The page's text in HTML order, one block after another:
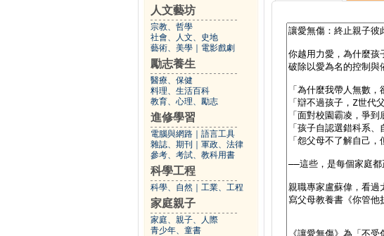
人文藝坊
宗教、哲學
社會、人文、史地
藝術、美學
電影戲劇
勵志養生
醫療、保健
料理、生活百科
教育、心理、勵志
進修學習
電腦與網路
語言工具
雜誌、期刊
軍政、法律
參考、考試、教科用書
科學工程
科學、自然 工業、工程
家庭親子
家庭、親子、人際
青少年、童書